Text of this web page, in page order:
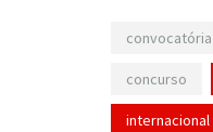
convocatória
concurso
internacional